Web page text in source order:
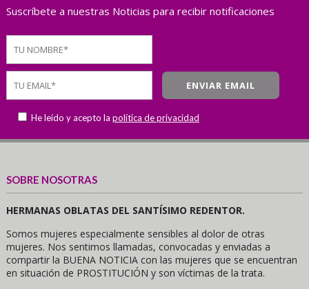
Suscríbete a nuestras Noticias para recibir notificaciones
He leído y acepto la política de privacidad
SOBRE NOSOTRAS
HERMANAS OBLATAS DEL SANTÍSIMO REDENTOR.
Somos mujeres especialmente sensibles al dolor de otras
mujeres. Nos sentimos llamadas, convocadas y enviadas a
compartir la BUENA NOTICIA con las mujeres que se encuentran
en situación de PROSTITUCIÓN y son víctimas de la trata.